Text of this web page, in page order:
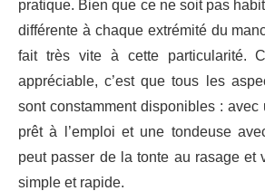
pratique. Bien que ce ne soit pas
différente à chaque extrémité du
fait très vite à cette particularité.
appréciable, c’est que tous les
sont constamment disponibles : avec
prêt à l’emploi et une tondeuse
peut passer de la tonte au rasage et
simple et rapide.